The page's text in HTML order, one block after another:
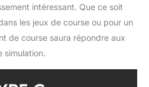
intéressant. Que ce soit
les jeux de course ou pour un
de course saura répondre aux
simulation.